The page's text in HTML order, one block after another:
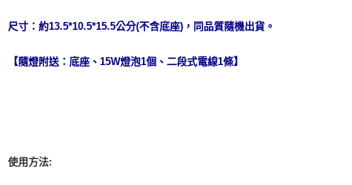
尺寸：約13.5*10.5*15.5公分(不含底座)，同品質隨機出貨。
【隨燈附送：底座、15W燈泡1個、二段式電線1條】
使用方法: